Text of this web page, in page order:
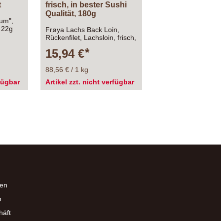
frisch, in bester Sushi
Qualität, 180g
Frøya Lachs Back Loin,
Rückenfilet, Lachsloin, frisch,
180g
15,94 €
88,56 € / 1 kg
Artikel zzt. nicht verfügbar